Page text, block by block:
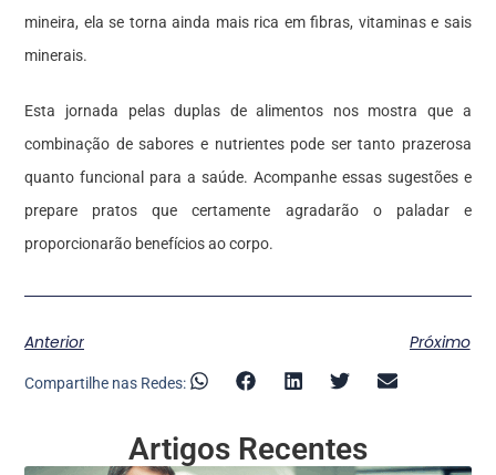
mineira, ela se torna ainda mais rica em fibras, vitaminas e sais
minerais.
Esta jornada pelas duplas de alimentos nos mostra que a
combinação de sabores e nutrientes pode ser tanto prazerosa
quanto funcional para a saúde. Acompanhe essas sugestões e
prepare pratos que certamente agradarão o paladar e
proporcionarão benefícios ao corpo.
Anterior Próximo
Compartilhe nas Redes:
Artigos Recentes